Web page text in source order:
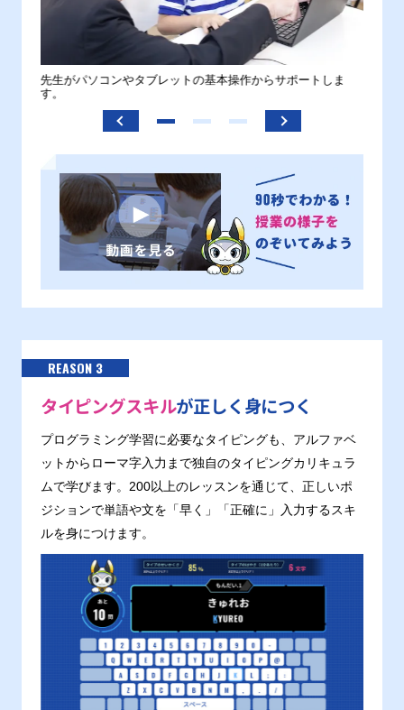
先生がパソコンやタブレットの基本操作からサポートしま
す。
REASON 3
タイピングスキルが正しく身につく
プログラミング学習に必要なタイピングも、アルファベ
ットからローマ字入力まで独自のタイピングカリキュラ
ムで学びます。200以上のレッスンを通じて、正しいポ
ジションで単語や文を「早く」「正確に」入力するスキ
ルを身につけます。